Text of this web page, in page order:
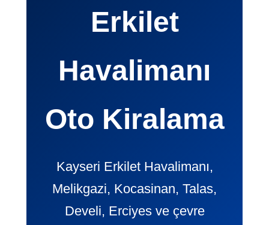
Erkilet
Havalimanı
Oto Kiralama
Kayseri Erkilet Havalimanı,
Melikgazi, Kocasinan, Talas,
Develi, Erciyes ve çevre